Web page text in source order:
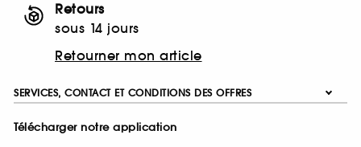
Retours
sous 14 jours
Retourner mon article
SERVICES, CONTACT ET CONDITIONS DES OFFRES
Télécharger notre application